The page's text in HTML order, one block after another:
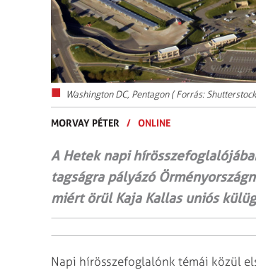
Washington DC, Pentagon ( Forrás:
MORVAY PÉTER / ONLINE
A Hetek napi
tagságra pályázó
miért örül Kaja Kallas uniós
Napi hírösszefoglalónk témái közül